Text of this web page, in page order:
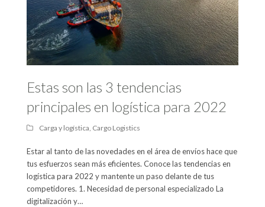
Estas son las 3 tendencias
principales en logística para 2022
Carga y logística, Cargo Logistics
Estar al tanto de las novedades en el área de envíos hace que
tus esfuerzos sean más eficientes. Conoce las tendencias en
logística para 2022 y mantente un paso delante de tus
competidores. 1. Necesidad de personal especializado La
digitalización y…